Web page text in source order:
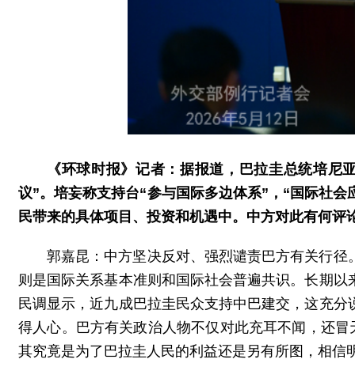
《环球时报》记者：据报道，巴拉圭总统培
议”。培妄称支持台“参与国际多边体系”，“国际社会
民带来的具体项目、投资和机遇中。中方对此有何评
郭嘉昆：中方坚决反对、强烈谴责巴方有关行
则是国际关系基本准则和国际社会普遍共识。长期
民调显示，近九成巴拉圭民众支持中巴建交，这充
得人心。巴方有关政治人物不仅对此充耳不闻，还
其究竟是为了巴拉圭人民的利益还是另有所图，相信